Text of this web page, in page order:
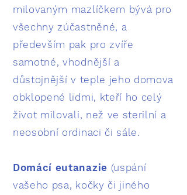
milovaným mazlíčkem bývá pro
všechny zúčastněné, a
především pak pro zvíře
samotné, vhodnější a
důstojnější v teple jeho domova
obklopené lidmi, kteří ho celý
život milovali, než ve sterilní a
neosobní ordinaci či sále.
Domácí eutanazie (uspání
vašeho psa, kočky či jiného